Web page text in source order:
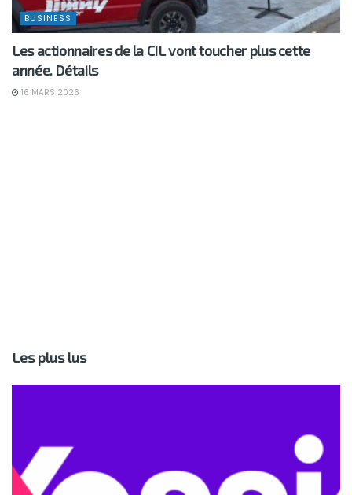
BUSINESS
Les actionnaires de la CIL vont toucher plus cette
année. Détails
16 MARS 2026
Les plus lus